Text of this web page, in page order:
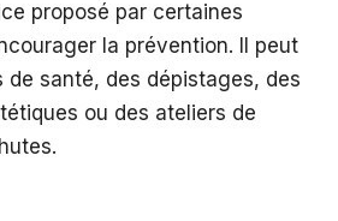
proposé par certaines
la prévention. Il peut
de santé, des dépistages, des
ou des ateliers de